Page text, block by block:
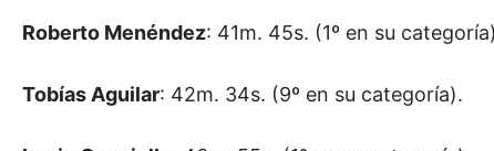
Roberto Menéndez: 41m. 45s. (1º en su categoría)
Tobías Aguilar: 42m. 34s. (9º en su categoría).